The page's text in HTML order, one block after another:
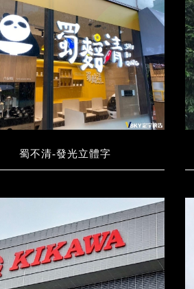
蜀不清-發光立體字